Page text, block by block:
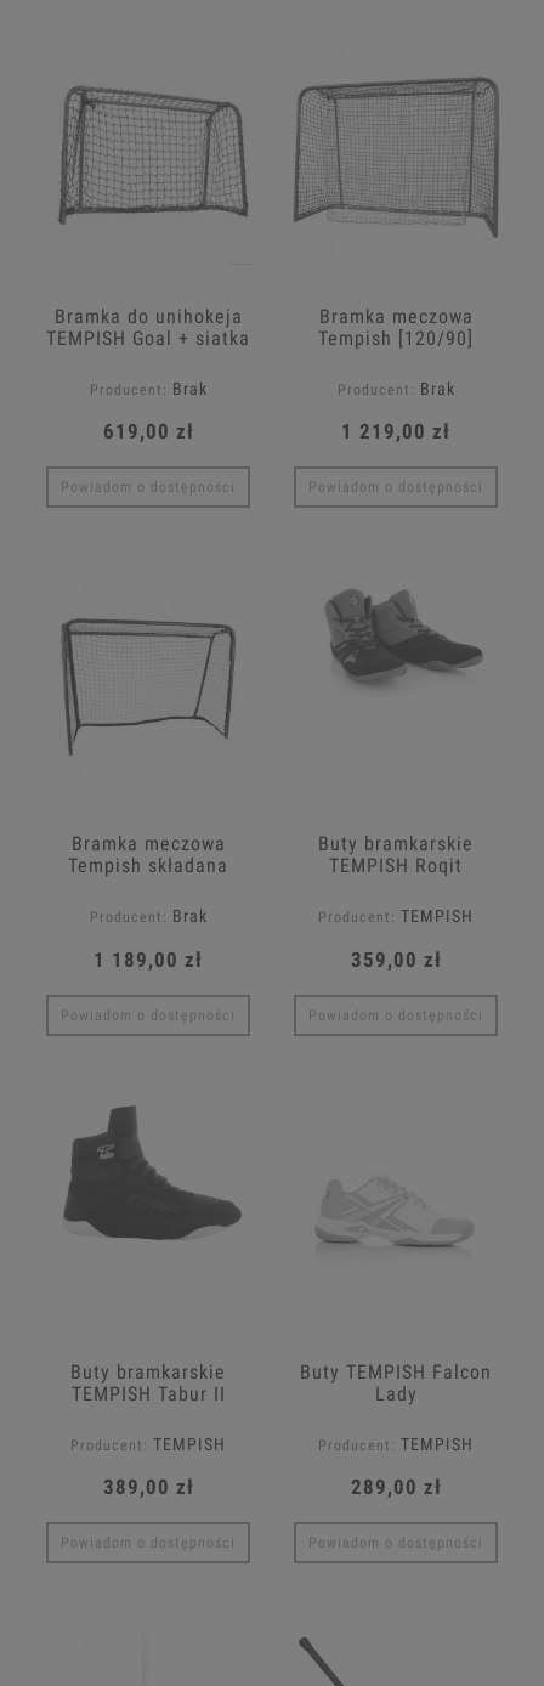
Bramka do unihokeja
TEMPISH Goal + siatka
Producent: Brak
619,00 zł
Powiadom o dostępności
Bramka meczowa
Tempish [120/90]
Producent: Brak
1 219,00 zł
Powiadom o dostępności
Bramka meczowa
Tempish składana
Producent: Brak
1 189,00 zł
Powiadom o dostępności
Buty bramkarskie
TEMPISH Roqit
Producent: TEMPISH
359,00 zł
Powiadom o dostępności
Buty bramkarskie
TEMPISH Tabur II
Producent: TEMPISH
389,00 zł
Powiadom o dostępności
Buty TEMPISH Falcon
Lady
Producent: TEMPISH
289,00 zł
Powiadom o dostępności